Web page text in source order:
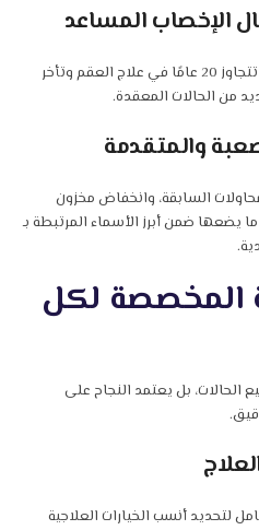
الإخصاب المساعد
تمتلك دكتورة سهام العاكوم خبرة تتجاوز 20 عامًا في علاج العقم وتأخر
من الحالات المعقدة.
والمتقدمة
السابقة، وانخفاض مخزون
يضعها ضمن أبرز الأسماء المرتبطة بـ
المخصصة لكل
الحالات، بل يعتمد النجاح على
لتحديد أنسب الخيارات العلاجية